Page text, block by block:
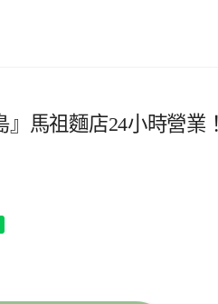
馬祖麵店24小時營業